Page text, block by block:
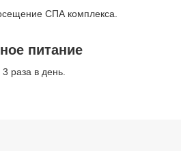
СПА комплекса.
питание
раза в день.